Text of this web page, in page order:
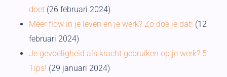
doet (26 februari 2024)
Meer flow in je leven en je werk? Zo doe je dat! (12
februari 2024)
Je gevoeligheid als kracht gebruiken op je werk? 5
Tips! (29 januari 2024)